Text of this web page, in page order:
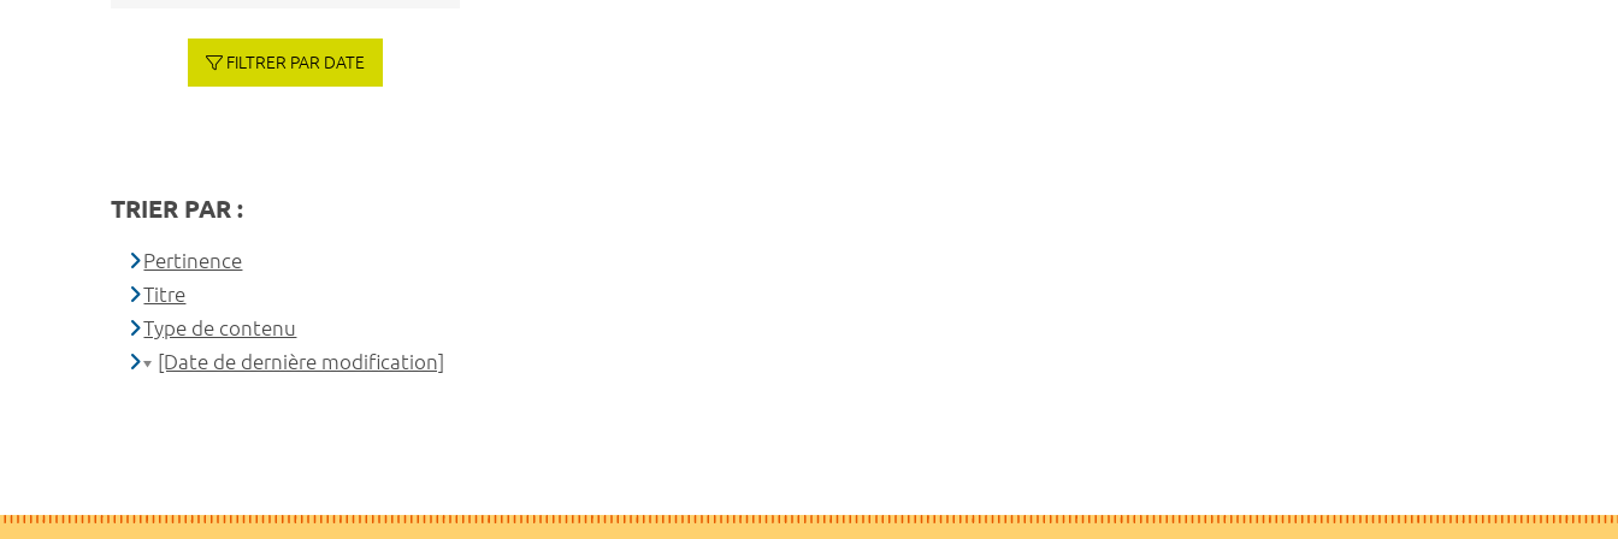
FILTRER PAR DATE
TRIER PAR :
Pertinence
Titre
Type de contenu
[Date de dernière modification]